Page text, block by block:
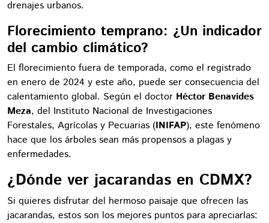
drenajes urbanos.
Florecimiento temprano: ¿Un indicador
del cambio climático?
El florecimiento fuera de temporada, como el registrado
en enero de 2024 y este año, puede ser consecuencia del
calentamiento global. Según el doctor Héctor Benavides
Meza, del Instituto Nacional de Investigaciones
Forestales, Agrícolas y Pecuarias (INIFAP), este fenómeno
hace que los árboles sean más propensos a plagas y
enfermedades.
¿Dónde ver jacarandas en CDMX?
Si quieres disfrutar del hermoso paisaje que ofrecen las
jacarandas, estos son los mejores puntos para apreciarlas: